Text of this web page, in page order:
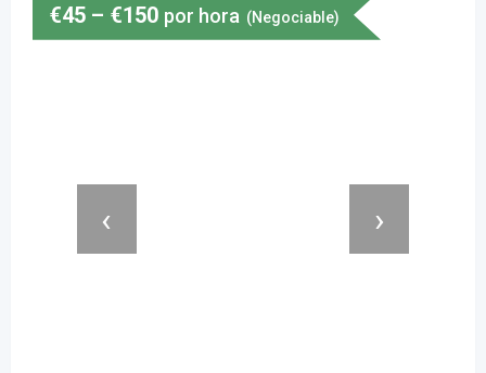
€45 – €150 por hora (Negociable)
‹ ›